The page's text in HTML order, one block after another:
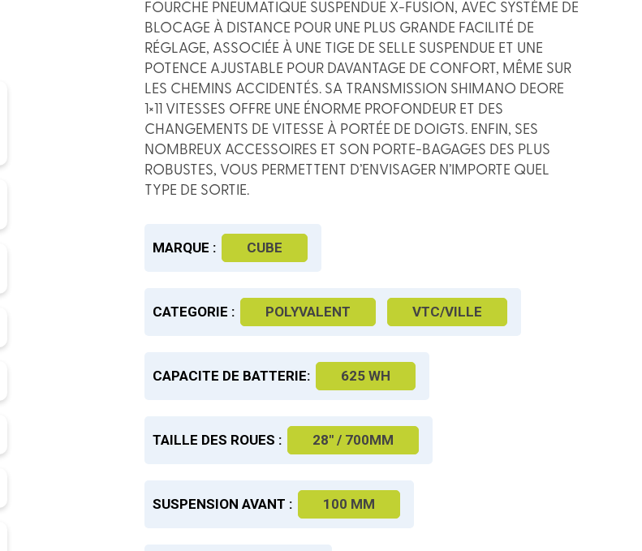
FOURCHE PNEUMATIQUE SUSPENDUE X-FUSION, AVEC SYSTÈME DE
BLOCAGE À DISTANCE POUR UNE PLUS GRANDE FACILITÉ DE
RÉGLAGE, ASSOCIÉE À UNE TIGE DE SELLE SUSPENDUE ET UNE
POTENCE AJUSTABLE POUR DAVANTAGE DE CONFORT, MÊME SUR
LES CHEMINS ACCIDENTÉS. SA TRANSMISSION SHIMANO DEORE
1×11 VITESSES OFFRE UNE ÉNORME PROFONDEUR ET DES
CHANGEMENTS DE VITESSE À PORTÉE DE DOIGTS. ENFIN, SES
NOMBREUX ACCESSOIRES ET SON PORTE-BAGAGES DES PLUS
ROBUSTES, VOUS PERMETTENT D’ENVISAGER N’IMPORTE QUEL
TYPE DE SORTIE.
MARQUE : CUBE
CATEGORIE : POLYVALENT VTC/VILLE
CAPACITE DE BATTERIE: 625 WH
TAILLE DES ROUES : 28" / 700MM
SUSPENSION AVANT : 100 MM